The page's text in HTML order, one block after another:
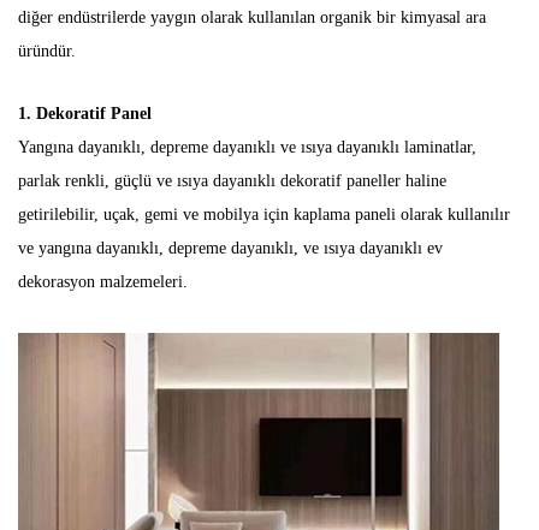
diğer endüstrilerde yaygın olarak kullanılan organik bir kimyasal ara
üründür.
1. Dekoratif Panel
Yangına dayanıklı, depreme dayanıklı ve ısıya dayanıklı laminatlar,
parlak renkli, güçlü ve ısıya dayanıklı dekoratif paneller haline
getirilebilir, uçak, gemi ve mobilya için kaplama paneli olarak kullanılır
ve yangına dayanıklı, depreme dayanıklı, ve ısıya dayanıklı ev
dekorasyon malzemeleri.